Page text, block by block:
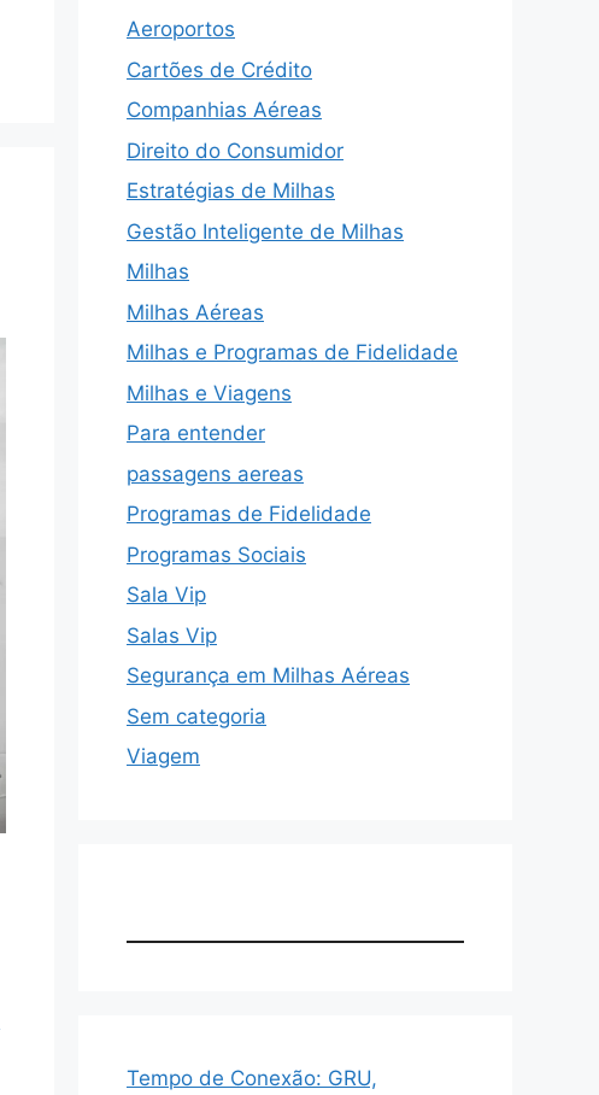
Aeroportos
Cartões de Crédito
Companhias Aéreas
Direito do Consumidor
Estratégias de Milhas
Gestão Inteligente de Milhas
Milhas
Milhas Aéreas
Milhas e Programas de Fidelidade
Milhas e Viagens
Para entender
passagens aereas
Programas de Fidelidade
Programas Sociais
Sala Vip
Salas Vip
Segurança em Milhas Aéreas
Sem categoria
Viagem
Tempo de Conexão: GRU,